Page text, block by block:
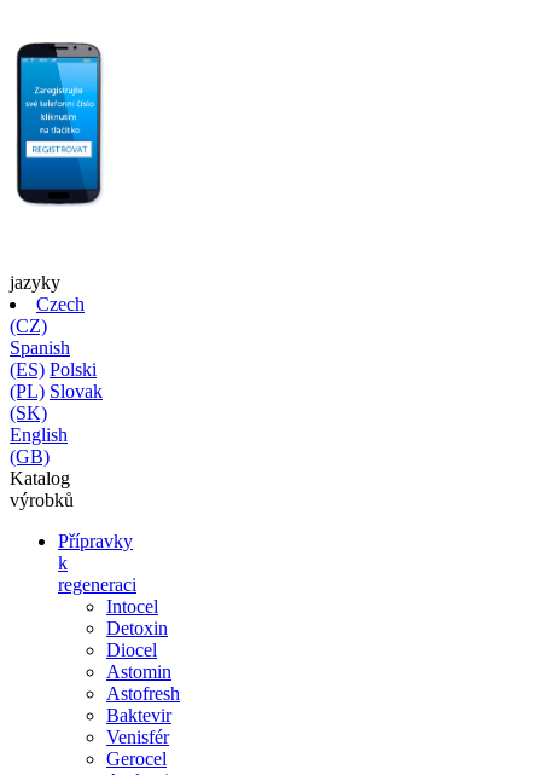
jazyky
Czech
(CZ)
Spanish
(ES) Polski
(PL) Slovak
(SK)
English
(GB)
Katalog
výrobků
Přípravky
k
regeneraci
Intocel
Detoxin
Diocel
Astomin
Astofresh
Baktevir
Venisfér
Gerocel